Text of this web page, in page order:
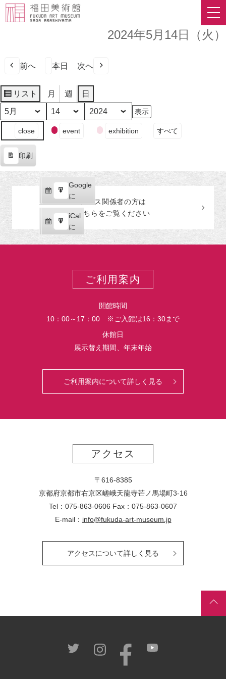
2024年5月14日（火）
前へ 本日 次へ
リスト
表
示
月 週 日
月
日
年
ン
の
カ
テ
ゴ
close event exhibition すべて
印刷
示
Google
で
購
読
iCal
で
購
読
Google
に
エ
ク
ス
ポ
iCal
に
エ
ク
プレス関係者の方は
こちらをご覧ください
ご利用案内
開館時間
10：00～17：00 ※ご入館は16：30まで
休館日
展示替え期間、年末年始
ご利用案内について詳しく見る
アクセス
〒616-8385
京都府京都市右京区嵯峨天龍寺芒ノ馬場町3-16
Tel：075-863-0606 Fax：075-863-0607
E-mail： info@fukuda-art-museum.jp
アクセスについて詳しく見る